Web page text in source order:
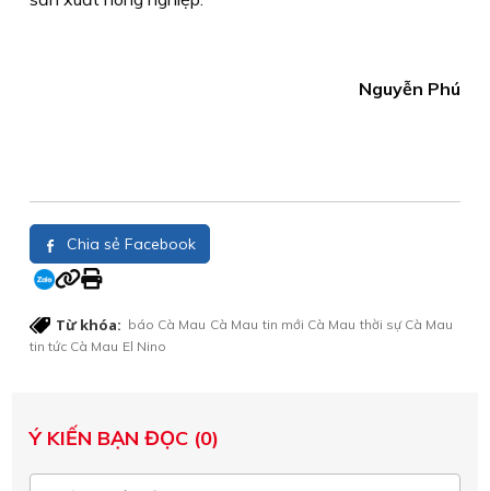
Nguyễn Phú
Chia sẻ Facebook
Từ khóa: báo Cà Mau Cà Mau tin mới Cà Mau thời sự Cà Mau
tin tức Cà Mau El Nino
Ý KIẾN BẠN ĐỌC (0)